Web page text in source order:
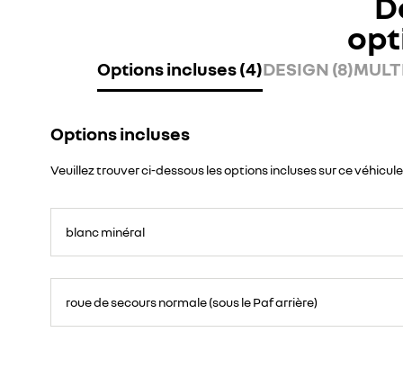
Options incluses (4)DESIGN (8)
Options incluses
Veuillez trouver ci-dessous les options incluses sur ce véhicule
blanc minéral
roue de secours normale (sous le Paf arrière)